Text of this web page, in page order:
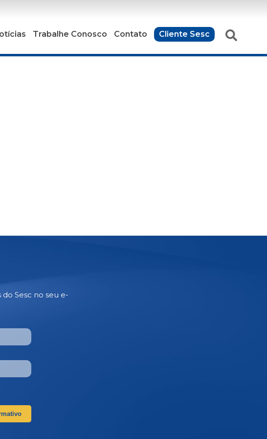
Trabalhe Conosco Contato Cliente Sesc
Sesc no seu e-